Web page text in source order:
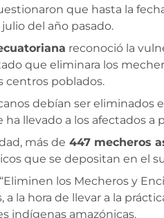
que hasta la
del año pasado.
reconoció la
que eliminara los
centros poblados.
debían ser eliminados
ha llevado a los afectados
más de 447 mecheros
que se depositan en el
los Mecheros y
a la hora de llevar a la
indígenas amazónicas.